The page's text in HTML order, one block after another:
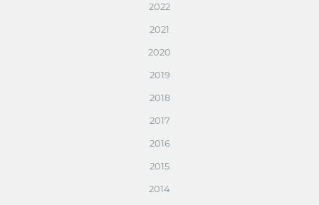
2022
2021
2020
2019
2018
2017
2016
2015
2014